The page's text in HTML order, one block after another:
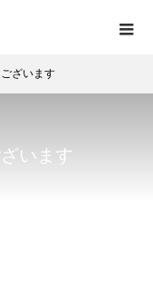
ざいます
います